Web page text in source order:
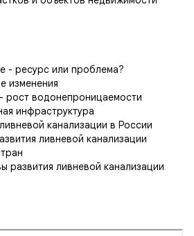
- ресурс или проблема?
изменения
рост водонепроницаемости
инфраструктура
канализации в России
ливневой канализации
развития ливневой канализации